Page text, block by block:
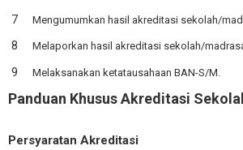
Mengumumkan hasil akreditasi sekolah/
Melaporkan hasil akreditasi sekolah/
Melaksanakan ketatausahaan BAN-S/M.
Panduan Khusus Akreditasi
Persyaratan Akreditasi